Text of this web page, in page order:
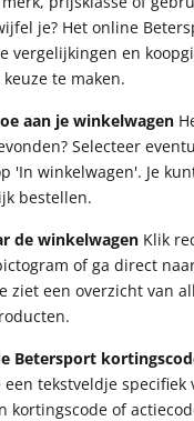
je? Het online
vergelijkingen en
te maken.
aan je winkelwagen
Selecteer
'In winkelwagen'. Je
bestellen.
de winkelwagen Klik
of ga direct
ziet een overzicht van
Betersport
tekstveldje specifiek
kortingscode of